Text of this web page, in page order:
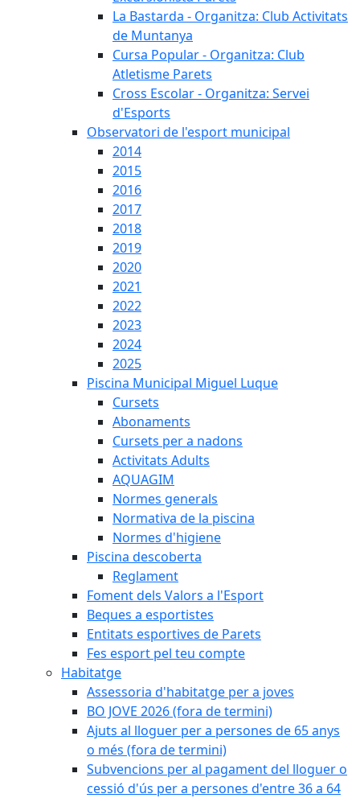
La Bastarda - Organitza: Club Activitats
de Muntanya
Cursa Popular - Organitza: Club
Atletisme Parets
Cross Escolar - Organitza: Servei
d'Esports
Observatori de l'esport municipal
2014
2015
2016
2017
2018
2019
2020
2021
2022
2023
2024
2025
Piscina Municipal Miguel Luque
Cursets
Abonaments
Cursets per a nadons
Activitats Adults
AQUAGIM
Normes generals
Normativa de la piscina
Normes d'higiene
Piscina descoberta
Reglament
Foment dels Valors a l'Esport
Beques a esportistes
Entitats esportives de Parets
Fes esport pel teu compte
Habitatge
Assessoria d'habitatge per a joves
BO JOVE 2026 (fora de termini)
Ajuts al lloguer per a persones de 65 anys
o més (fora de termini)
Subvencions per al pagament del lloguer o
cessió d'ús per a persones d'entre 36 a 64